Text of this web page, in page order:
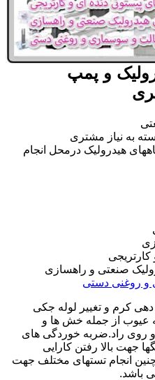
و پمپ
به نیاز مشتری
هیدرولیک درمحل انجام
صنعتی و راهسازی
و روغنی دستی
کرم و تغییر لوله جکی
عیوب از جمله خش ها و
روی راد.ضربه خوردگی های
جهت بالا رفتن کارایی
انجام تستهای مختلف جهت
باشد.